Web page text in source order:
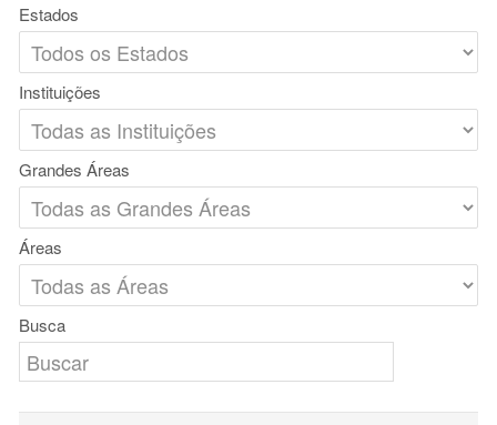
Estados
Instituições
Grandes Áreas
Áreas
Busca